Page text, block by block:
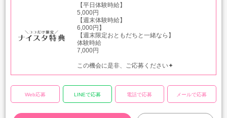
【平日体験時給】
5,000円
【週末体験時給】
6,000円】
【週末限定おともだちと一緒なら】
体験時給
7,000円
この機会に是非、ご応募ください✦
Web応募 LINEで応募 電話で応募 メールで応募